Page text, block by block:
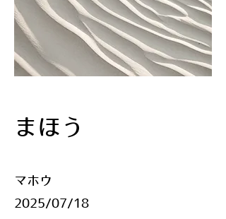
まほう
マホウ
​2025/07/18